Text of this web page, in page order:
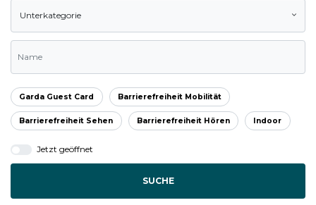
Unterkategorie
Garda Guest Card Barrierefreiheit Mobilität
Barrierefreiheit Sehen Barrierefreiheit Hören Indoor
Jetzt geöffnet
SUCHE